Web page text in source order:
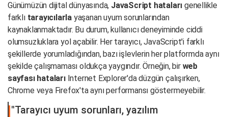
Günümüzün dijital dünyasında, JavaScript hataları genellikle
farklı tarayıcılarla yaşanan uyum sorunlarından
kaynaklanmaktadır. Bu durum, kullanıcı deneyiminde ciddi
olumsuzluklara yol açabilir. Her tarayıcı, JavaScript'i farklı
şekillerde yorumladığından, bazı işlevlerin her platformda aynı
şekilde çalışmaması oldukça yaygındır. Örneğin, bir web
sayfası hatalarıInternet Explorer'da düzgün çalışırken,
Chrome veya Firefox'ta aynı performansı göstermeyebilir.
"Tarayıcı uyum sorunları, yazılım